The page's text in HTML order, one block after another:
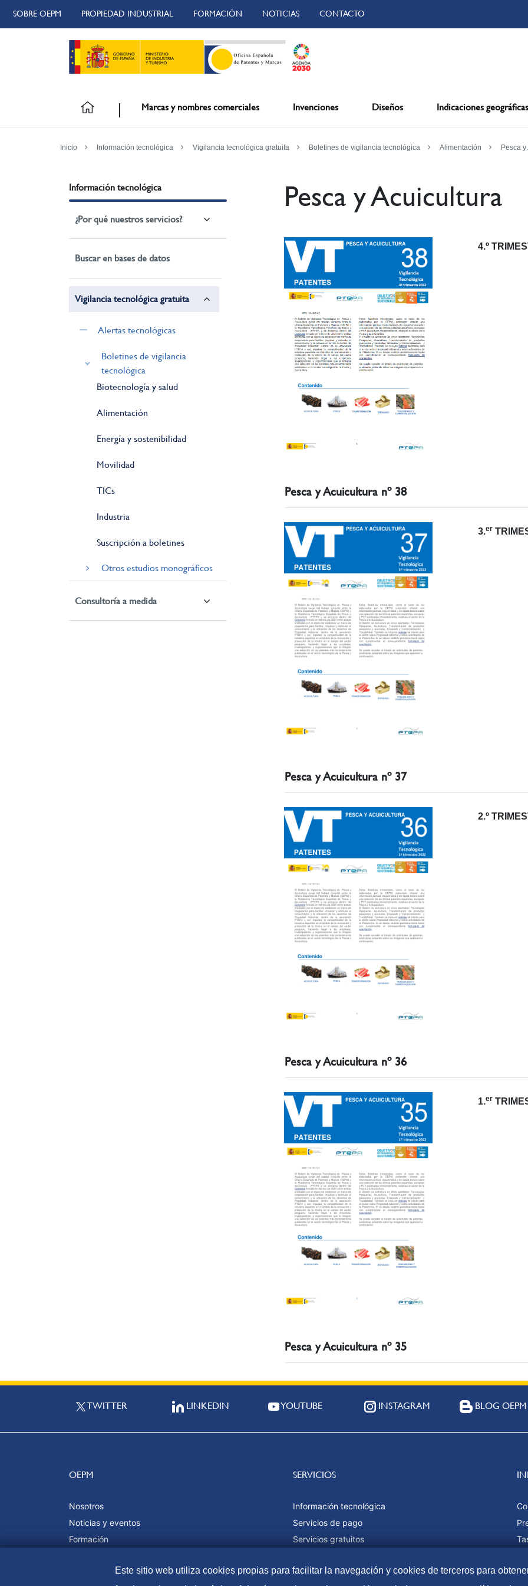
SOBRE OEPM PROPIEDAD INDUSTRIAL FORMACIÓN NOTICIAS CONTACTO
Marcas y nombres comerciales Invenciones Diseños Indicaciones geográficas
Inicio Información tecnológica Vigilancia tecnológica gratuita Boletines de vigilancia tecnológica Alimentación Pesca
Información tecnológica
¿Por qué nuestros servicios?
Buscar en bases de datos
Vigilancia tecnológica gratuita
Alertas tecnológicas
Boletines de vigilancia
tecnológica
Biotecnología y salud
Alimentación
Energía y sostenibilidad
Movilidad
TICs
Industria
Suscripción a boletines
Otros estudios monográficos
Consultoría a medida
Pesca y Acuicultura
4.º
Pesca y Acuicultura nº 38
3.er
Pesca y Acuicultura nº 37
2.º
Pesca y Acuicultura nº 36
1.er
Pesca y Acuicultura nº 35
TWITTER LINKEDIN YOUTUBE INSTAGRAM BLOG OEPM
OEPM
Nosotros
Noticias y eventos
Formación
SERVICIOS
Información tecnológica
Servicios de pago
Servicios gratuitos
Este sitio web utiliza cookies propias para facilitar la navegación y cookies de terceros para